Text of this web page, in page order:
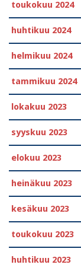
toukokuu 2024
huhtikuu 2024
helmikuu 2024
tammikuu 2024
lokakuu 2023
syyskuu 2023
elokuu 2023
heinäkuu 2023
kesäkuu 2023
toukokuu 2023
huhtikuu 2023